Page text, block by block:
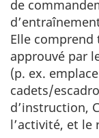
de
Elle
approuvé par
(p. ex.
cadets/
d’instruction,
l’activité, et